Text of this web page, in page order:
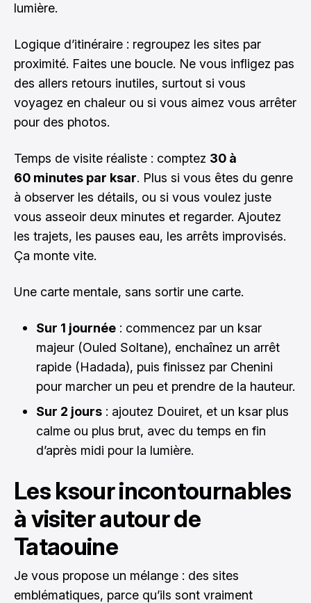
lumière.
Logique d’itinéraire : regroupez les sites par
proximité. Faites une boucle. Ne vous infligez pas
des allers retours inutiles, surtout si vous
voyagez en chaleur ou si vous aimez vous arrêter
pour des photos.
Temps de visite réaliste : comptez 30 à
60 minutes par ksar. Plus si vous êtes du genre
à observer les détails, ou si vous voulez juste
vous asseoir deux minutes et regarder. Ajoutez
les trajets, les pauses eau, les arrêts improvisés.
Ça monte vite.
Une carte mentale, sans sortir une carte.
Sur 1 journée : commencez par un ksar
majeur (Ouled Soltane), enchaînez un arrêt
rapide (Hadada), puis finissez par Chenini
pour marcher un peu et prendre de la hauteur.
Sur 2 jours : ajoutez Douiret, et un ksar plus
calme ou plus brut, avec du temps en fin
d’après midi pour la lumière.
Les ksour incontournables
à visiter autour de
Tataouine
Je vous propose un mélange : des sites
emblématiques, parce qu’ils sont vraiment